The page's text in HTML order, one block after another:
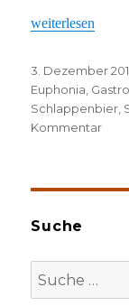
„Danke für die
weiterlesen
Veröffentlicht
am
3. Dezember
Euphonia
Schlappenbier
Kommentarzu
Suche
Suche
nach: